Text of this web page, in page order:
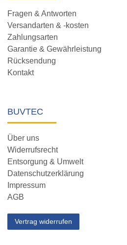
Fragen & Antworten
Versandarten & -kosten
Zahlungsarten
Garantie & Gewährleistung
Rücksendung
Kontakt
BUVTEC
Über uns
Widerrufsrecht
Entsorgung & Umwelt
Datenschutzerklärung
Impressum
AGB
Vertrag widerrufen